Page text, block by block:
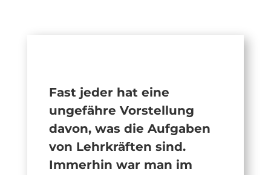
Fast jeder hat eine
ungefähre Vorstellung
davon, was die Aufgaben
von Lehrkräften sind.
Immerhin war man im